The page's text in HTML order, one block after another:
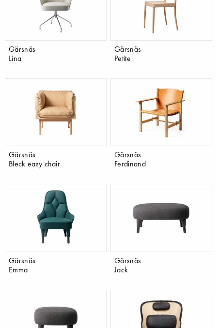
Gärsnäs
Lina
Gärsnäs
Petite
Gärsnäs
Bleck easy chair
Gärsnäs
Ferdinand
Gärsnäs
Emma
Gärsnäs
Jack